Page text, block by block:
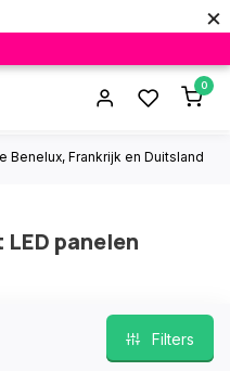
×
0
Benelux, Frankrijk en Duitsland
panelen
Filters